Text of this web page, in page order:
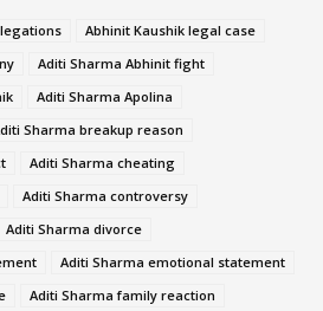
Abhinit Kaushik legal case
Aditi Sharma Abhinit fight
Aditi Sharma Apolina
Sharma breakup reason
Aditi Sharma cheating
Aditi Sharma controversy
Aditi Sharma divorce
Aditi Sharma emotional statement
Aditi Sharma family reaction